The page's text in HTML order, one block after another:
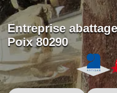
Entreprise
Poix 80290